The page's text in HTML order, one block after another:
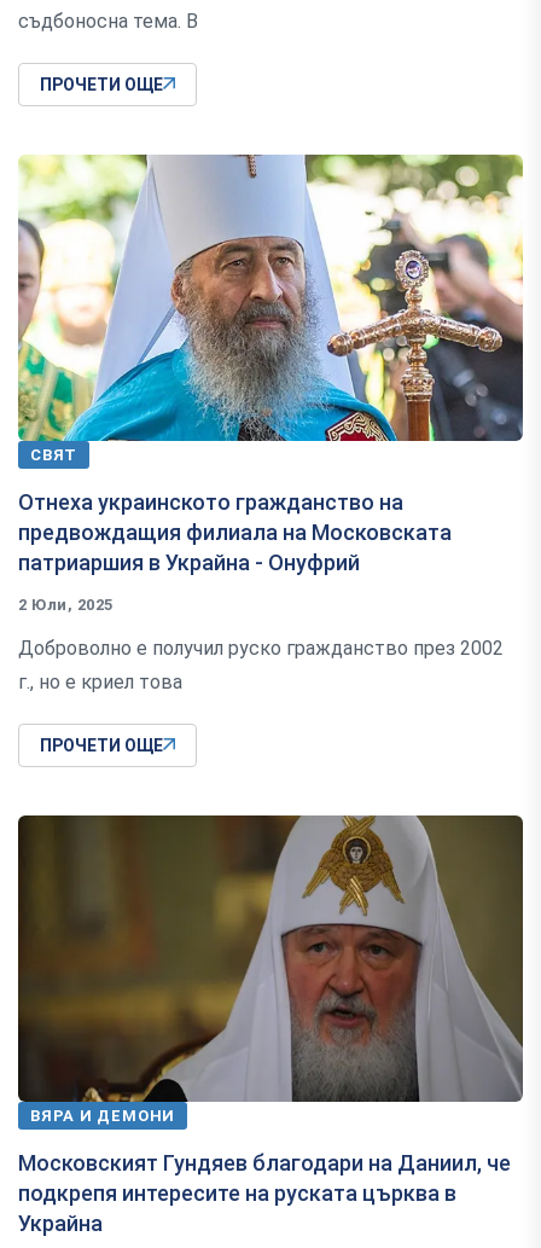
съдбоносна тема. В
ПРОЧЕТИ ОЩЕ
СВЯТ
Отнеха украинското гражданство на
предвождащия филиала на Московската
патриаршия в Украйна - Онуфрий
2 Юли, 2025
Доброволно е получил руско гражданство през 2002
г., но е криел това
ПРОЧЕТИ ОЩЕ
ВЯРА И ДЕМОНИ
Московският Гундяев благодари на Даниил, че
подкрепя интересите на руската църква в
Украйна